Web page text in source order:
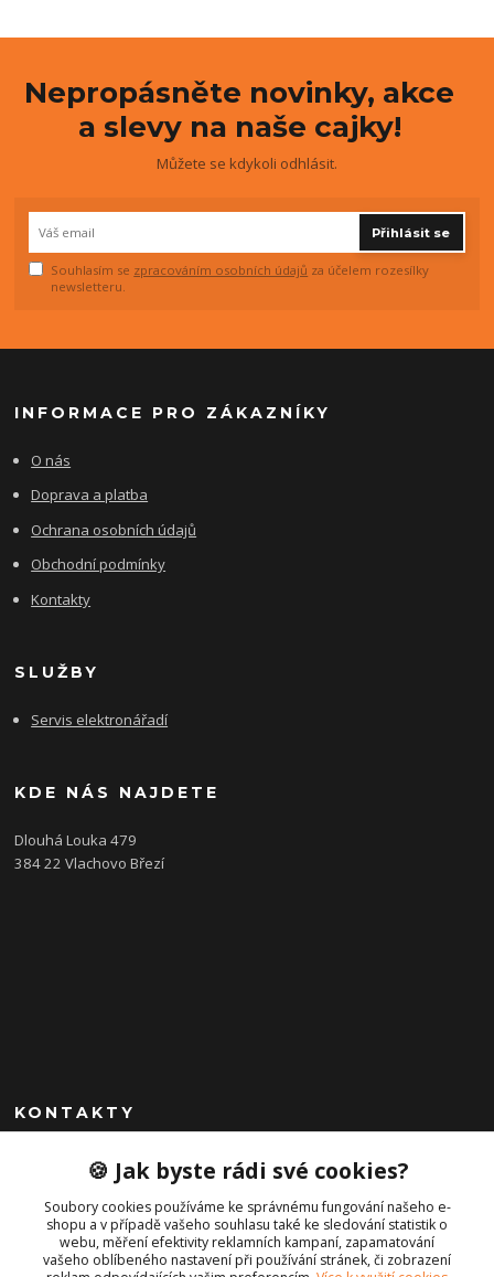
Nepropásněte novinky, akce
a slevy na naše cajky!
Můžete se kdykoli odhlásit.
Přihlásit se
Souhlasím se zpracováním osobních údajů za účelem rozesílky
newsletteru.
INFORMACE PRO ZÁKAZNÍKY
O nás
Doprava a platba
Ochrana osobních údajů
Obchodní podmínky
Kontakty
SLUŽBY
Servis elektronářadí
KDE NÁS NAJDETE
Dlouhá Louka 479
384 22 Vlachovo Březí
KONTAKTY
+420 792 757 523
obchod@cajkservis.cz
🍪 Jak byste rádi své cookies?
Soubory cookies používáme ke správnému fungování našeho e-
shopu a v případě vašeho souhlasu také ke sledování statistik o
webu, měření efektivity reklamních kampaní, zapamatování
vašeho oblíbeného nastavení při používání stránek, či zobrazení